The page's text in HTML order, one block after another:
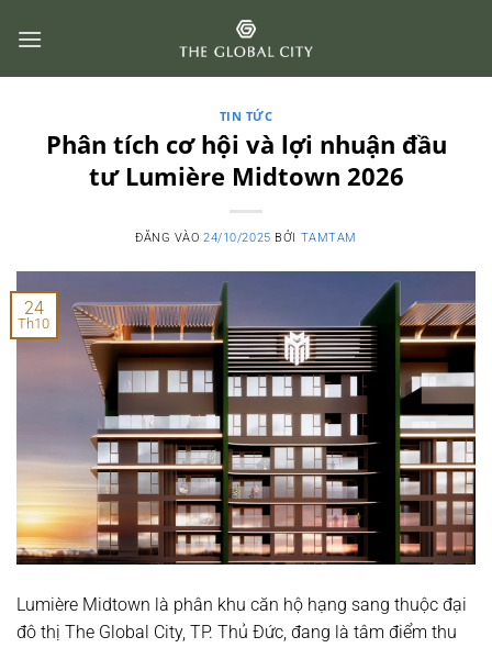
qua
TIN TỨC
Phân tích cơ hội và lợi nhuận đầu
tư Lumière Midtown 2026
ĐĂNG VÀO24/10/2025 BỞI TAMTAM
24
Th10
Lumière Midtown là phân khu căn hộ hạng sang thuộc đại
đô thị The Global City, TP. Thủ Đức, đang là tâm điểm thu